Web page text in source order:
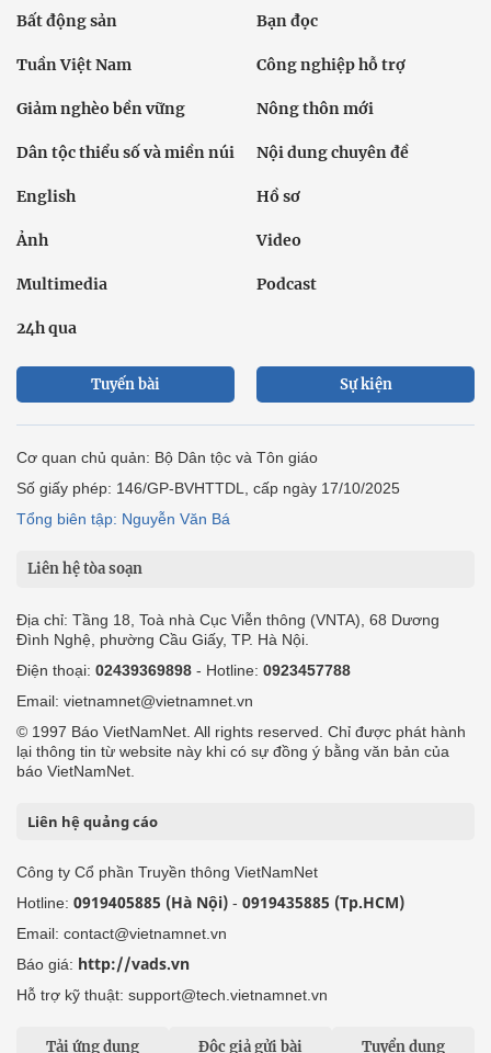
Bất động sản Bạn đọc
Tuần Việt Nam Công nghiệp hỗ trợ
Giảm nghèo bền vững Nông thôn mới
Dân tộc thiểu số và miền núi Nội dung chuyên đề
English Hồ sơ
Ảnh Video
Multimedia Podcast
24h qua
Tuyến bài Sự kiện
Cơ quan chủ quản: Bộ Dân tộc và Tôn giáo
Số giấy phép: 146/GP-BVHTTDL, cấp ngày 17/10/2025
Tổng biên tập: Nguyễn Văn Bá
Liên hệ tòa soạn
Địa chỉ: Tầng 18, Toà nhà Cục Viễn thông (VNTA), 68 Dương
Đình Nghệ, phường Cầu Giấy, TP. Hà Nội.
Điện thoại: 02439369898 - Hotline: 0923457788
Email: vietnamnet@vietnamnet.vn
© 1997 Báo VietNamNet. All rights reserved. Chỉ được phát hành
lại thông tin từ website này khi có sự đồng ý bằng văn bản của
báo VietNamNet.
Liên hệ quảng cáo
Công ty Cổ phần Truyền thông VietNamNet
Hotline: 0919405885 (Hà Nội) - 0919435885 (Tp.HCM)
Email: contact@vietnamnet.vn
Báo giá: http://vads.vn
Hỗ trợ kỹ thuật: support@tech.vietnamnet.vn
Tải ứng dụng Độc giả gửi bài Tuyển dụng